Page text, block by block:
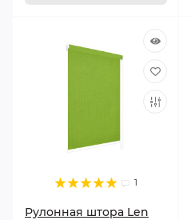
1
Рулонная штора Len